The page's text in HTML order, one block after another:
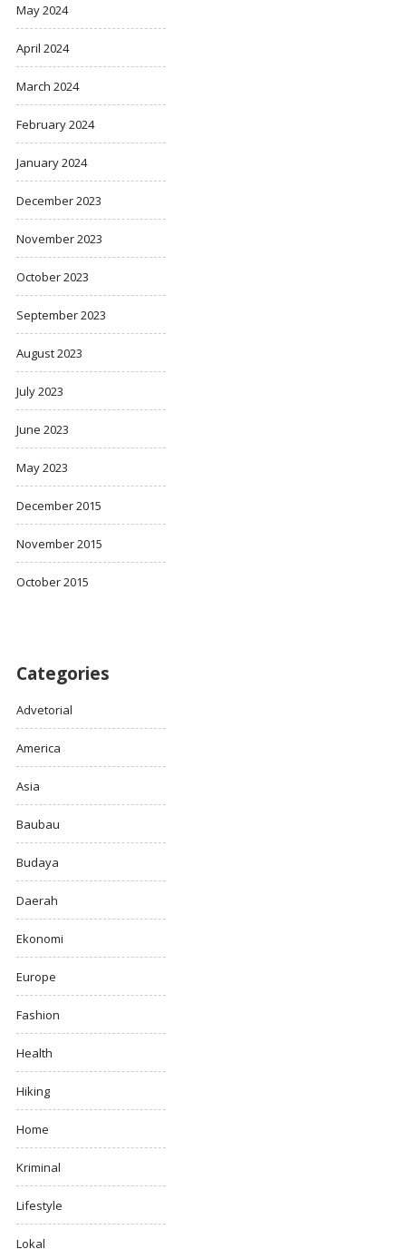
May 2024
April 2024
March 2024
February 2024
January 2024
December 2023
November 2023
October 2023
September 2023
August 2023
July 2023
June 2023
May 2023
December 2015
November 2015
October 2015
Categories
Advetorial
America
Asia
Baubau
Budaya
Daerah
Ekonomi
Europe
Fashion
Health
Hiking
Home
Kriminal
Lifestyle
Lokal